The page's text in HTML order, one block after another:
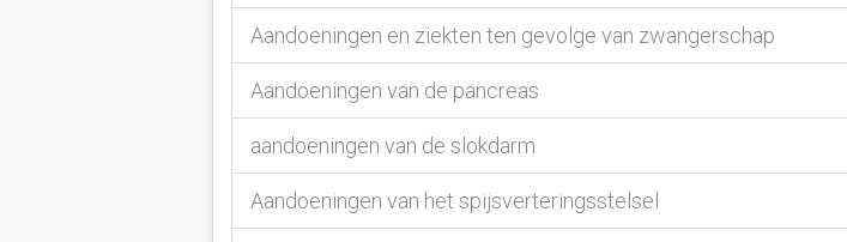
Aandoeningen en ziekten ten gevolge van zwangerschap
Aandoeningen van de pancreas
aandoeningen van de slokdarm
Aandoeningen van het spijsverteringsstelsel